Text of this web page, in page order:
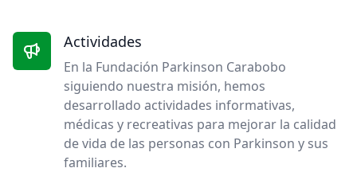
Actividades
En la Fundación Parkinson Carabobo
siguiendo nuestra misión, hemos
desarrollado actividades informativas,
médicas y recreativas para mejorar la calidad
de vida de las personas con Parkinson y sus
familiares.